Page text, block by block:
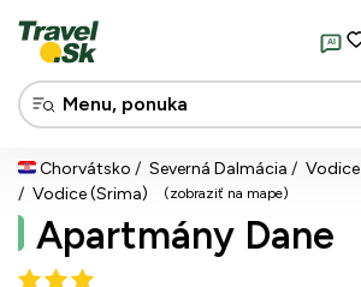
AI
Chorvátsko Severná Dalmácia
Vodice
Vodice (Srima)
(zobraziť na mape)
Apartmány Dane